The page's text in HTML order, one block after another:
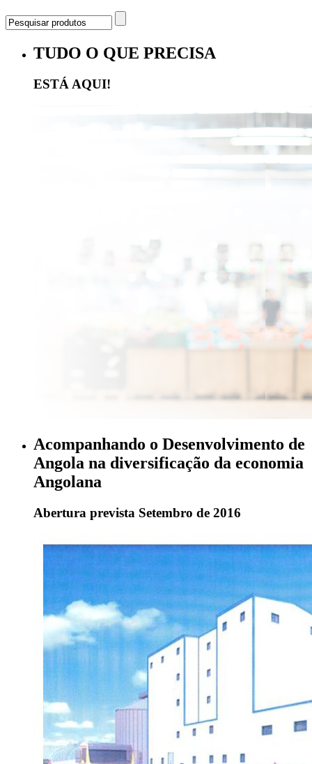
TUDO O QUE PRECISA
ESTÁ AQUI!
Acompanhando o Desenvolvimento de
Angola na diversificação da economia
Angolana
Abertura prevista Setembro de 2016